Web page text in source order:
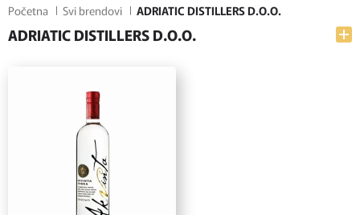
Početna Svi brendovi ADRIATIC DISTILLERS D.O.O.
ADRIATIC DISTILLERS D.O.O.